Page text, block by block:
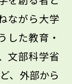
ながら大学
した教育・
文部科学省
、外部から